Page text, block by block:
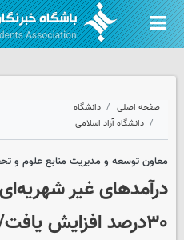
صفحه اصلی
دانشگاه
دانشگاه آزاد اسلامی
معاون توسعه و مدیریت منابع علوم و
درآمدهای غیر
۳۰درصد افزایش